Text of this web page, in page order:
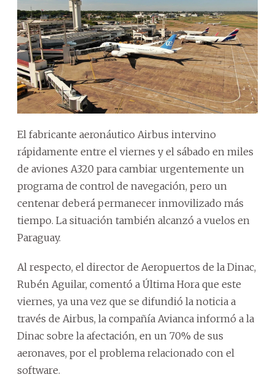
El fabricante aeronáutico Airbus intervino
rápidamente entre el viernes y el sábado en miles
de aviones A320 para cambiar urgentemente un
programa de control de navegación, pero un
centenar deberá permanecer inmovilizado más
tiempo. La situación también alcanzó a vuelos en
Paraguay.
Al respecto, el director de Aeropuertos de la Dinac,
Rubén Aguilar, comentó a Última Hora que este
viernes, ya una vez que se difundió la noticia a
través de Airbus, la compañía Avianca informó a la
Dinac sobre la afectación, en un 70% de sus
aeronaves, por el problema relacionado con el
software.